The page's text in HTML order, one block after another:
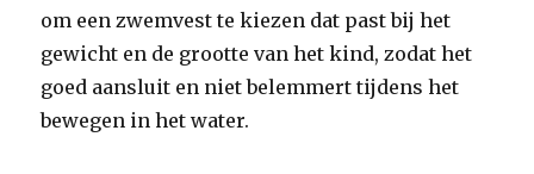
om een zwemvest te kiezen dat past bij het
gewicht en de grootte van het kind, zodat het
goed aansluit en niet belemmert tijdens het
bewegen in het water.